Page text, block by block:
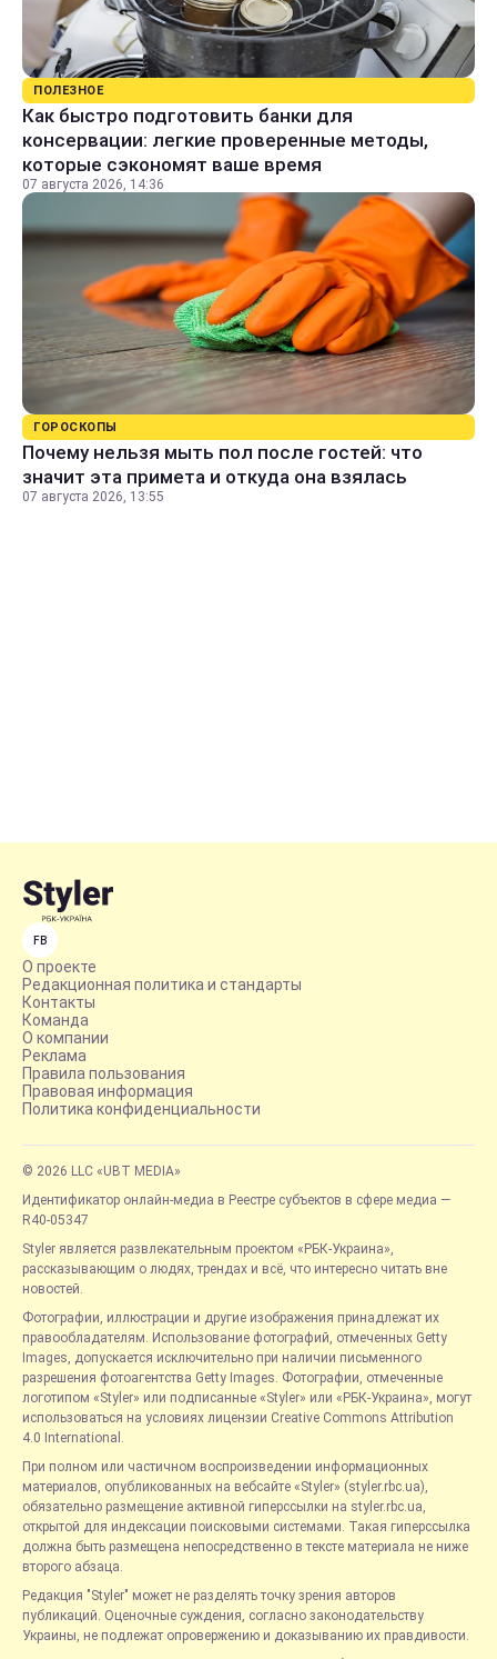
ПОЛЕЗНОЕ
Как быстро подготовить банки для
консервации: легкие проверенные методы,
которые сэкономят ваше время
07 августа 2026, 14:36
ГОРОСКОПЫ
Почему нельзя мыть пол после гостей: что
значит эта примета и откуда она взялась
07 августа 2026, 13:55
FB
О проекте
Редакционная политика и стандарты
Контакты
Команда
О компании
Реклама
Правила пользования
Правовая информация
Политика конфиденциальности
© 2026 LLC «UBT MEDIA»
Идентификатор онлайн-медиа в Реестре субъектов в сфере медиа —
R40-05347
Styler является развлекательным проектом «РБК-Украина»,
рассказывающим о людях, трендах и всё, что интересно читать вне
новостей.
Фотографии, иллюстрации и другие изображения принадлежат их
правообладателям. Использование фотографий, отмеченных Getty
Images, допускается исключительно при наличии письменного
разрешения фотоагентства Getty Images. Фотографии, отмеченные
логотипом «Styler» или подписанные «Styler» или «РБК-Украина», могут
использоваться на условиях лицензии Creative Commons Attribution
4.0 International.
При полном или частичном воспроизведении информационных
материалов, опубликованных на вебсайте «Styler» (styler.rbc.ua),
обязательно размещение активной гиперссылки на styler.rbc.ua,
открытой для индексации поисковыми системами. Такая гиперссылка
должна быть размещена непосредственно в тексте материала не ниже
второго абзаца.
Редакция "Styler" может не разделять точку зрения авторов
публикаций. Оценочные суждения, согласно законодательству
Украины, не подлежат опровержению и доказыванию их правдивости.